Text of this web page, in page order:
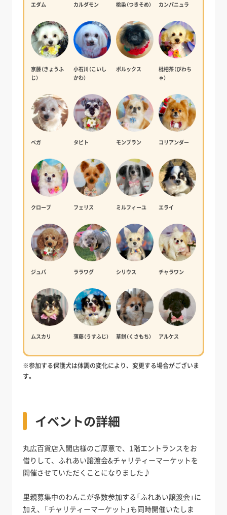
エダム カルダモン 桃染（つきそめ） カンパニュラ
京藤（きょうふ
じ）
小石川（こいし
かわ）
ポルックス
枇杷茶（びわち
ゃ）
ベガ タビト モンブラン コリアンダー
クローブ フェリス ミルフィーユ エライ
ジュバ ララワグ シリウス チャラワン
ムスカリ 薄藤（うすふじ） 草餅（くさもち） アルケス
※参加する保護犬は体調の変化により、変更する場合がございま
す。
イベントの詳細
丸広百貨店入間店様のご厚意で、1階エントランスをお
借りして、ふれあい譲渡会&チャリティーマーケットを
開催させていただくことになりました♪
里親募集中のわんこが多数参加する「ふれあい譲渡会」に
加え、「チャリティーマーケット」も同時開催いたしま